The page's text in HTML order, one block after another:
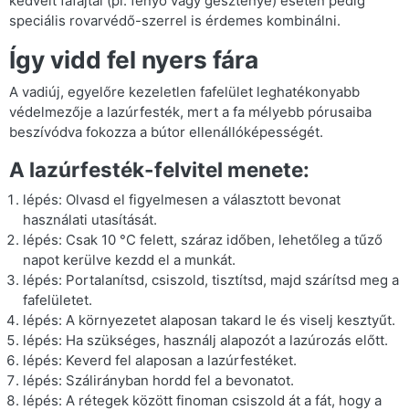
speciális rovarvédő-szerrel is érdemes kombinálni.
Így vidd fel nyers fára
A vadiúj, egyelőre kezeletlen fafelület leghatékonyabb
védelmezője a lazúrfesték, mert a fa mélyebb pórusaiba
beszívódva fokozza a bútor ellenállóképességét.
A lazúrfesték-felvitel menete:
lépés: Olvasd el figyelmesen a választott bevonat
használati utasítását.
lépés: Csak 10 °C felett, száraz időben, lehetőleg a tűző
napot kerülve kezdd el a munkát.
lépés: Portalanítsd, csiszold, tisztítsd, majd szárítsd meg a
fafelületet.
lépés: A környezetet alaposan takard le és viselj kesztyűt.
lépés: Ha szükséges, használj alapozót a lazúrozás előtt.
lépés: Keverd fel alaposan a lazúrfestéket.
lépés: Szálirányban hordd fel a bevonatot.
lépés: A rétegek között finoman csiszold át a fát, hogy a